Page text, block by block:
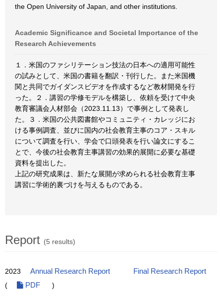
the Open University of Japan, and other institutions.
Academic Significance and Societal Importance of the
Research Achievements
１．米国のファシリテーション技法の日本への適用可能性
の試みとして、米国の書籍を翻訳・刊行した。また米国機
関と共同でガイダンスビデオを作成するなど教材開発を行
った。２．講習の学修モデルを構築し、依頼を受けて中央
教育審議会人材部会（2023.11.13）で事例として発表し
た。３．米国の公共図書館やコミュニティ・カレッジにお
ける事例調査、並びに国内の社会教育主事のコア・スキル
について調査を行い、学会で口頭発表を行い論文にするこ
とで、今後の社会教育主事講習の効果的展開に必要な基礎
資料を提出した。
上記の研究成果は、新たな展開が求められる社会教育主事
講習に学術的裏づけを与えるものである。
Report (5 results)
2023 Annual Research Report
Final Research Report
(
PDF )